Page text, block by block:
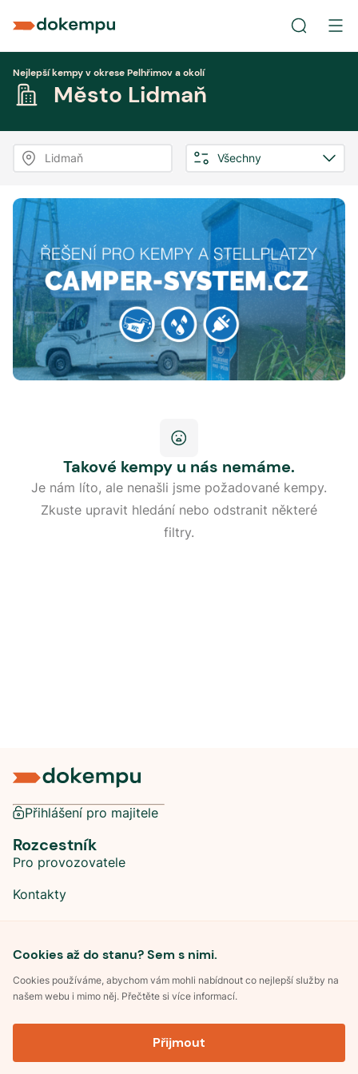
Nejlepší kempy v okrese Pelhřimov a okolí
Město Lidmaň
Lidmaň Všechny
Takové kempy u nás nemáme.
Je nám líto, ale nenašli jsme požadované kempy.
Zkuste upravit hledání nebo odstranit některé
filtry.
Cookies až do stanu? Sem s nimi.
Cookies používáme, abychom vám mohli nabídnout co nejlepší služby na
našem webu i mimo něj. Přečtěte si více informací.
Přijmout
Přihlášení pro majitele
Rozcestník
Pro provozovatele
Kontakty
Sociální sítě